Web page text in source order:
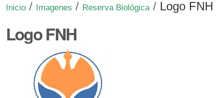
Inicio / Imagenes / Reserva Biológica / Logo FNH
Logo FNH